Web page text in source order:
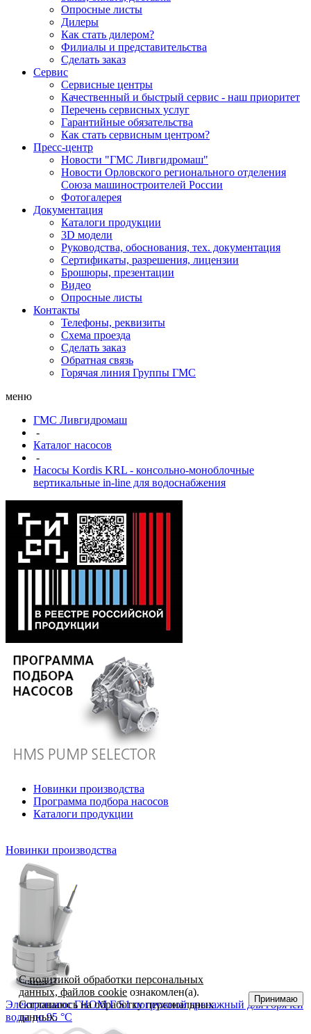
Опросные листы
Дилеры
Как стать дилером?
Филиалы и представительства
Сделать заказ
Сервис
Сервисные центры
Качественный и быстрый сервис - наш приоритет
Перечень сервисных услуг
Гарантийные обязательства
Как стать сервисным центром?
Пресс-центр
Новости "ГМС Ливгидромаш"
Новости Орловского регионального отделения
Союза машиностроителей России
Фотогалерея
Документация
Каталоги продукции
3D модели
Руководства, обоснования, тех. документация
Сертификаты, разрешения, лицензии
Брошюры, презентации
Видео
Опросные листы
Контакты
Телефоны, реквизиты
Схема проезда
Сделать заказ
Обратная связь
Горячая линия Группы ГМС
меню
ГМС Ливгидромаш
-
Каталог насосов
-
Насосы Kordis KRL - консольно-моноблочные
вертикальные in-line для водоснабжения
Новинки производства
Программа подбора насосов
Каталоги продукции
Новинки производства
Электронасос ГНОМ Г S1 погружной дренажный для горячей
воды до 95 °С
Сполитикой обработки персональных
данных, файлов cookie ознакомлен(а).
Соглашаюсь на обработку персональных
данных.
Принимаю